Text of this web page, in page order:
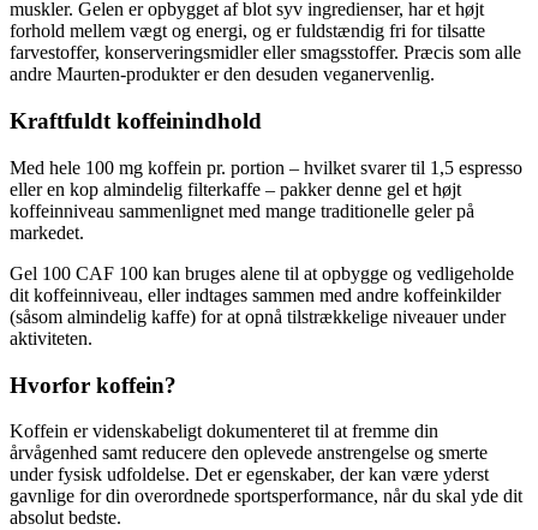
muskler. Gelen er opbygget af blot syv ingredienser, har et højt
forhold mellem vægt og energi, og er fuldstændig fri for tilsatte
farvestoffer, konserveringsmidler eller smagsstoffer. Præcis som alle
andre Maurten-produkter er den desuden veganervenlig.
Kraftfuldt koffeinindhold
Med hele 100 mg koffein pr. portion – hvilket svarer til 1,5 espresso
eller en kop almindelig filterkaffe – pakker denne gel et højt
koffeinniveau sammenlignet med mange traditionelle geler på
markedet.
Gel 100 CAF 100 kan bruges alene til at opbygge og vedligeholde
dit koffeinniveau, eller indtages sammen med andre koffeinkilder
(såsom almindelig kaffe) for at opnå tilstrækkelige niveauer under
aktiviteten.
Hvorfor koffein?
Koffein er videnskabeligt dokumenteret til at fremme din
årvågenhed samt reducere den oplevede anstrengelse og smerte
under fysisk udfoldelse. Det er egenskaber, der kan være yderst
gavnlige for din overordnede sportsperformance, når du skal yde dit
absolut bedste.